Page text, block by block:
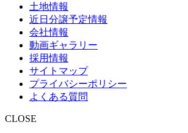
土地情報
近日分譲予定情報
会社情報
動画ギャラリー
採用情報
サイトマップ
プライバシーポリシー
よくある質問
CLOSE